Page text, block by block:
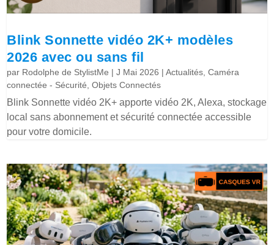
Blink Sonnette vidéo 2K+ modèles
2026 avec ou sans fil
par Rodolphe de StylistMe |J Mai 2026 |Actualités ,Caméra
connectée - Sécurité ,Objets Connectés
Blink Sonnette vidéo 2K+ apporte vidéo 2K, Alexa, stockage
local sans abonnement et sécurité connectée accessible
pour votre domicile.